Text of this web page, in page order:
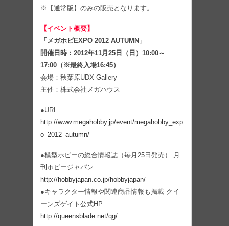
※【通常版】のみの販売となります。
【イベント概要】
「メガホビEXPO 2012 AUTUMN」
開催日時：2012年11月25日（日）10:00～
17:00（※最終入場16:45）
会場：秋葉原UDX Gallery
主催：株式会社メガハウス
●URL
http://www.megahobby.jp/event/megahobby_exp
o_2012_autumn/
●模型ホビーの総合情報誌（毎月25日発売） 月
刊ホビージャパン
http://hobbyjapan.co.jp/hobbyjapan/
●キャラクター情報や関連商品情報も掲載 クイ
ーンズゲイト公式HP
http://queensblade.net/qg/